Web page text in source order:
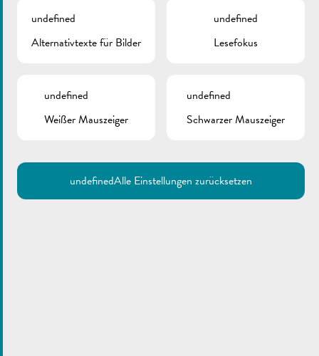
undefined
Alternativtexte für Bilder
undefined
Lesefokus
undefined
Weißer Mauszeiger
undefined
Schwarzer Mauszeiger
undefinedAlle Einstellungen zurücksetzen